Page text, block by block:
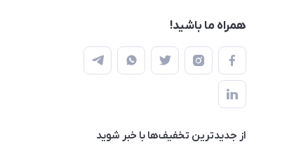
همراه ما باشید!
از جدید‌ترین تخفیف‌ها با‌ خبر شوید